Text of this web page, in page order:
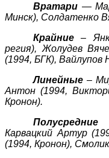
Вратари —
Минск), Солдатенко
Крайние –
регия), Жолудев
(1994, БГК), Вайлупов
Линейные –
Антон (1994,
Кронон).
Полусредние
Карвацкий Артур
(1994, Кронон),